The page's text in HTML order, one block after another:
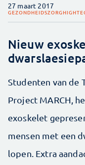
27 maart 2017
GEZONDHEIDSZORG
Nieuw
Studenten van de
Project MARCH,
exoskelet
mensen met een
lopen. Extra